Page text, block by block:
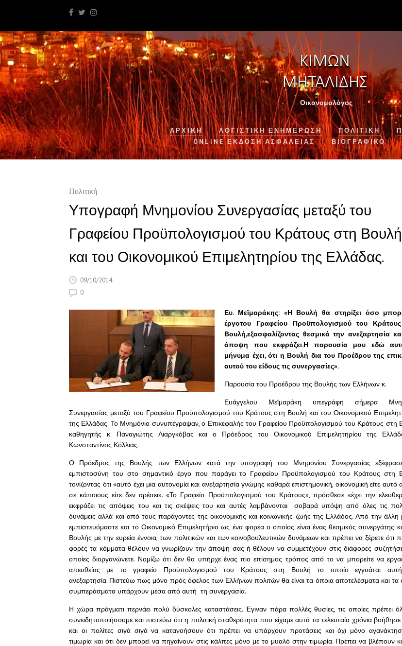
Οικονομολόγος
ΑΡΧΙΚΉ ΛΟΓΙΣΤΙΚΉ ΕΝΗΜΈΡΩΣΗ ΠΟΛΙΤΙΚΗ
ONLINE ΈΚΔΟΣΗ ΑΣΦΆΛΕΙΑΣ
ΒΙΟΓΡΑΦΙΚΌ
Πολιτική
Υπογραφή Μνημονίου Συνεργασίας μεταξύ του
Γραφείου Προϋπολογισμού του Κράτους στη Βουλή
και του Οικονομικού Επιμελητηρίου της Ελλάδας.
09/10/2014
0
Ευ. Μεϊμαράκης: «Η Βουλή θα στηρίξει όσο
έργοτου Γραφείου Προϋπολογισμού του
Βουλή,εξασφαλίζοντας θεσμικά την ανεξαρτησία
άποψη που εκφράζει.Η παρουσία μου εδώ
μήνυμα έχει, ότι η Βουλή δια του Προέδρου της
αυτού του είδους τις συνεργασίες».
Παρουσία του Προέδρου της Βουλής των Ελλήνων κ.
Ευάγγελου Μεϊμαράκη υπεγράφη σήμερα
Συνεργασίας μεταξύ του Γραφείου Προϋπολογισμού του Κράτους στη Βουλή και του Οικονομικού
της Ελλάδας. Το Μνημόνιο συνυπέγραψαν, ο Επικεφαλής του Γραφείου Προϋπολογισμού του Κράτους στη
καθηγητής κ. Παναγιώτης Λιαργκόβας και ο Πρόεδρος του Οικονομικού Επιμελητηρίου της
Κωνσταντίνος Κόλλιας.
Ο Πρόεδρος της Βουλής των Ελλήνων κατά την υπογραφή του Μνημονίου Συνεργασίας
εμπιστοσύνη του στο σημαντικό έργο που παράγει το Γραφείου Προϋπολογισμού του Κράτους στη
τονίζοντας ότι «αυτό έχει μια αυτονομία και ανεξαρτησία γνώμης καθαρά επιστημονική, οικονομική είτε αυτό
σε κάποιους είτε δεν αρέσει». «Το Γραφείο Προϋπολογισμού του Κράτους», πρόσθεσε «έχει την
εκφράζει τις απόψεις του και τις σκέψεις του και αυτές λαμβάνονται σοβαρά υπόψη από όλες τις
δυνάμεις αλλά και από τους παράγοντες της οικονομικής και κοινωνικής ζωής της Ελλάδος. Από την άλλη
εμπιστευόμαστε και το Οικονομικό Επιμελητήριο ως ένα φορέα ο οποίος είναι ένας θεσμικός συνεργάτης
Βουλής με την ευρεία έννοια, των πολιτικών και των κοινοβουλευτικών δυνάμεων και πρέπει να ξέρετε ότι
φορές τα κόμματα θέλουν να γνωρίζουν την άποψη σας ή θέλουν να συμμετέχουν στις διάφορες
οποίες διοργανώνετε. Νομίζω ότι δεν θα υπήρχε ένας πιο επίσημος τρόπος από το να μπορείτε να
απευθείας με το γραφείο Προϋπολογισμού του Κράτους στη Βουλή το οποίο εγγυάται
ανεξαρτησία. Πιστεύω πως μόνο πρός όφελος των Ελλήνων πολιτών θα είναι τα όποια αποτελέσματα και τα
συμπεράσματα υπάρχουν μέσα από αυτή τη συνεργασία.
Η χώρα πράγματι περνάει πολύ δύσκολες καταστάσεις. Έγιναν πάρα πολλές θυσίες, τις οποίες πρέπει
συνειδητοποιήσουμε και πιστεύω ότι η πολιτική σταθερότητα που είχαμε αυτά τα τελευταία χρόνια
και οι πολίτες σιγά σιγά να κατανοήσουν ότι πρέπει να υπάρχουν προτάσεις και όχι μόνο
τιμωρία και ότι δεν μπορεί να πηγαίνουν στις κάλπες μόνο με το μυαλό στην τιμωρία. Πρέπει να βλέπουν